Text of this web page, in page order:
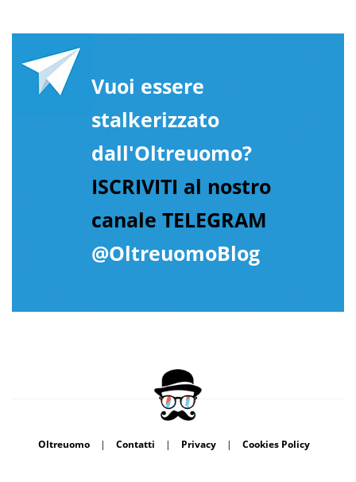
Vuoi essere
stalkerizzato
dall'Oltreuomo?
ISCRIVITI al nostro
canale TELEGRAM
@OltreuomoBlog
Oltreuomo | Contatti | Privacy | Cookies Policy